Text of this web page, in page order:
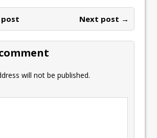
post Next post →
will not be published.